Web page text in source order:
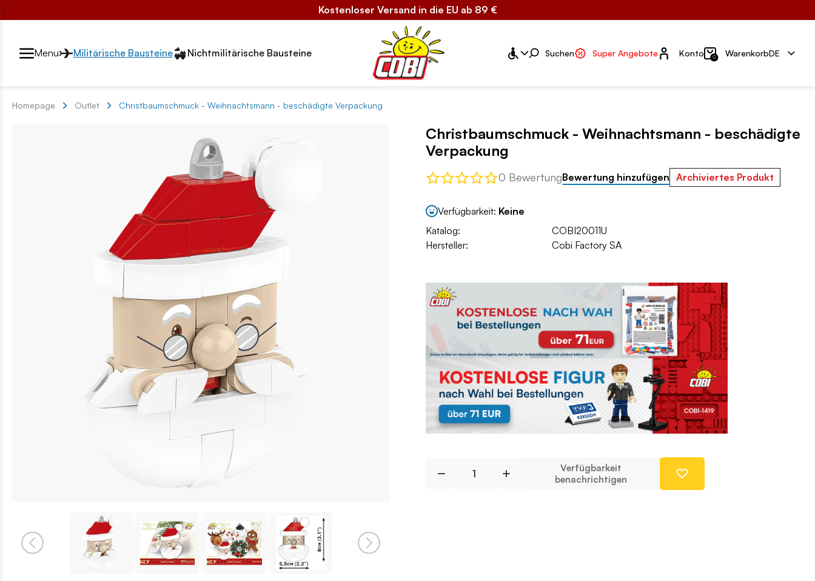
Kostenloser Versand in die EU ab 89 €
Przełącznik segmentów2
Menu Militärische Bausteine Nichtmilitärische Bausteine Suchen Super Angebote Konto
Konto 0 WarenkorbDE
Homepage Outlet Christbaumschmuck - Weihnachtsmann - beschädigte Verpackung
Christbaumschmuck - Weihnachtsmann - beschädigte
Verpackung
0 BewertungBewertung hinzufügen Archiviertes Produkt
Verfügbarkeit: Keine
Katalog:
COBI20011U
Hersteller:
Cobi Factory SA
Verfügbarkeit
benachrichtigen